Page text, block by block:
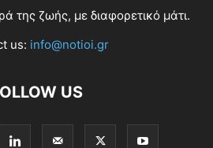
της ζωής, με διαφορετικό μάτι.
us: info@notioi.gr
US